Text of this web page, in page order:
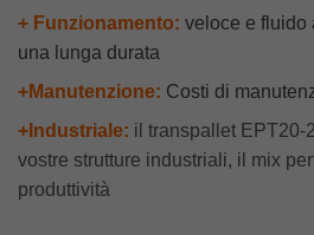
+ Funzionamento: veloce e fluido
una lunga durata
+Manutenzione: Costi di
+Industriale: il transpallet EPT20-
vostre strutture industriali, il mix
produttività